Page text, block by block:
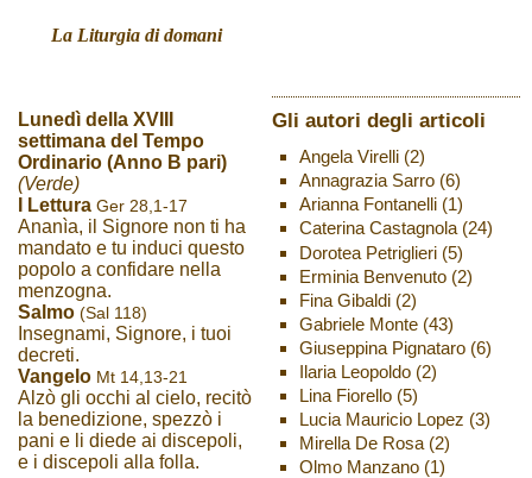
La Liturgia di domani
Lunedì della XVIII
settimana del Tempo
Ordinario (Anno B pari)
(Verde)
I Lettura Ger 28,1-17
Ananìa, il Signore non ti ha
mandato e tu induci questo
popolo a confidare nella
menzogna.
Salmo (Sal 118)
Insegnami, Signore, i tuoi
decreti.
Vangelo Mt 14,13-21
Alzò gli occhi al cielo, recitò
la benedizione, spezzò i
pani e li diede ai discepoli,
e i discepoli alla folla.
Gli autori degli articoli
Angela Virelli(2)
Annagrazia Sarro(6)
Arianna Fontanelli(1)
Caterina Castagnola(24)
Dorotea Petriglieri(5)
Erminia Benvenuto(2)
Fina Gibaldi(2)
Gabriele Monte(43)
Giuseppina Pignataro(6)
Ilaria Leopoldo(2)
Lina Fiorello(5)
Lucia Mauricio Lopez (3)
Mirella De Rosa(2)
Olmo Manzano(1)